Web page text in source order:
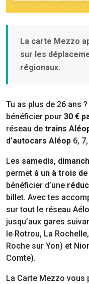
La carte Mezzo
sur les
régionaux.
Tu as plus de 26 ans
bénéficier pour 30 €
réseau de trains
d’autocars Aléop 6,
Les samedis,
permet à un à trois
bénéficier d’une
billet. Avec tes
sur tout le réseau
jusqu’aux gares
le Rotrou, La
Roche sur Yon) et
Comte).
La Carte Mezzo vous